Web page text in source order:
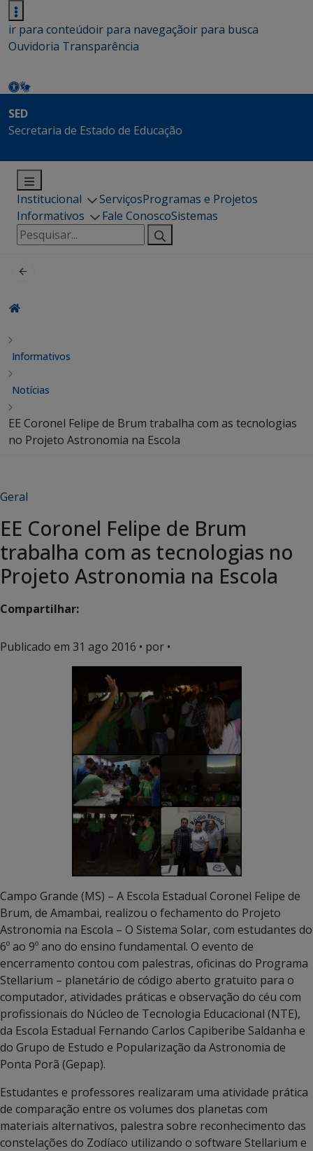
ir para conteúdoir para navegaçãoir para busca
Ouvidoria Transparência
SED
Secretaria de Estado de Educação
Institucional ServiçosProgramas e Projetos
Informativos
Fale ConoscoSistemas
Pesquisar
por:
Informativos
Notícias
EE Coronel Felipe de Brum trabalha com as tecnologias
no Projeto Astronomia na Escola
Geral
EE Coronel Felipe de Brum
trabalha com as tecnologias no
Projeto Astronomia na Escola
Compartilhar:
Publicado em 31 ago 2016 • por •
Campo Grande (MS) – A Escola Estadual Coronel Felipe de
Brum, de Amambai, realizou o fechamento do Projeto
Astronomia na Escola – O Sistema Solar, com estudantes do
6º ao 9º ano do ensino fundamental. O evento de
encerramento contou com palestras, oficinas do Programa
Stellarium – planetário de código aberto gratuito para o
computador, atividades práticas e observação do céu com
profissionais do Núcleo de Tecnologia Educacional (NTE),
da Escola Estadual Fernando Carlos Capiberibe Saldanha e
do Grupo de Estudo e Popularização da Astronomia de
Ponta Porã (Gepap).
Estudantes e professores realizaram uma atividade prática
de comparação entre os volumes dos planetas com
materiais alternativos, palestra sobre reconhecimento das
constelações do Zodíaco utilizando o software Stellarium e